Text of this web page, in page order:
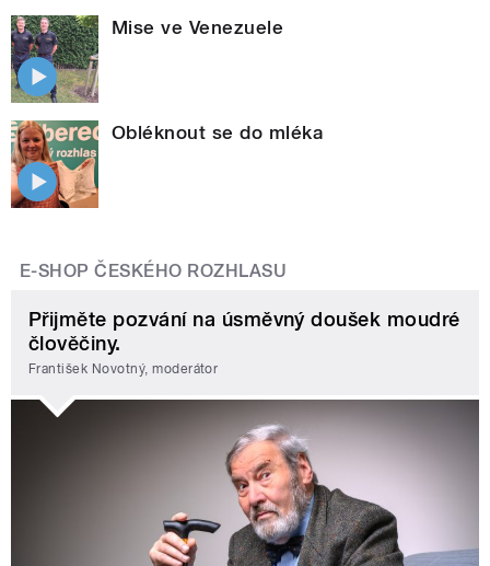
Mise ve Venezuele
Obléknout se do mléka
E-SHOP ČESKÉHO ROZHLASU
Přijměte pozvání na úsměvný doušek moudré
člověčiny.
František Novotný, moderátor